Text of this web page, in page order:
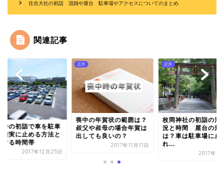
住吉大社の初詣 混雑や屋台 駐車場やアクセスについてのまとめ
関連記事
寺の初詣で車を駐車
確実に止める方法と
する時間帯
2017年12月25日
正月
喪中の年賀状の範囲は？
叔父や叔母の場合年賀は
出しても良いの？
2017年11月11日
正月
枚岡神社の初詣の混
況と時間 屋台の規
は？車は駐車場に止
れ...
2017年12